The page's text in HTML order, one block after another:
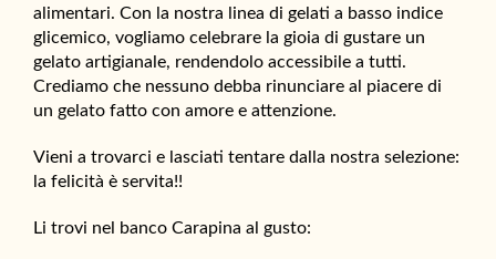
alimentari. Con la nostra linea di gelati a basso indice
glicemico, vogliamo celebrare la gioia di gustare un
gelato artigianale, rendendolo accessibile a tutti.
Crediamo che nessuno debba rinunciare al piacere di
un gelato fatto con amore e attenzione.
Vieni a trovarci e lasciati tentare dalla nostra selezione:
la felicità è servita!!
Li trovi nel banco Carapina al gusto: